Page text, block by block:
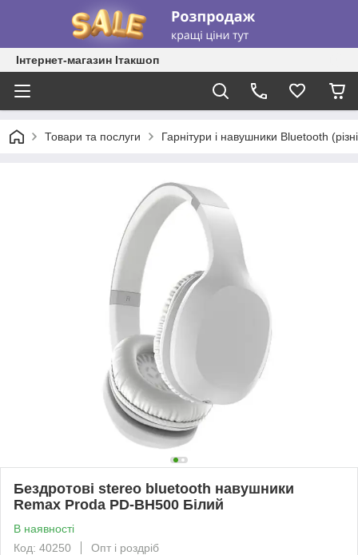
Інтернет-магазин Ітакшоп
Товари та послуги Гарнітури і навушники Bluetooth
Бездротові stereo bluetooth навушники
Remax Proda PD-BH500 Білий
В наявності
Код: 40250
Опт і роздріб